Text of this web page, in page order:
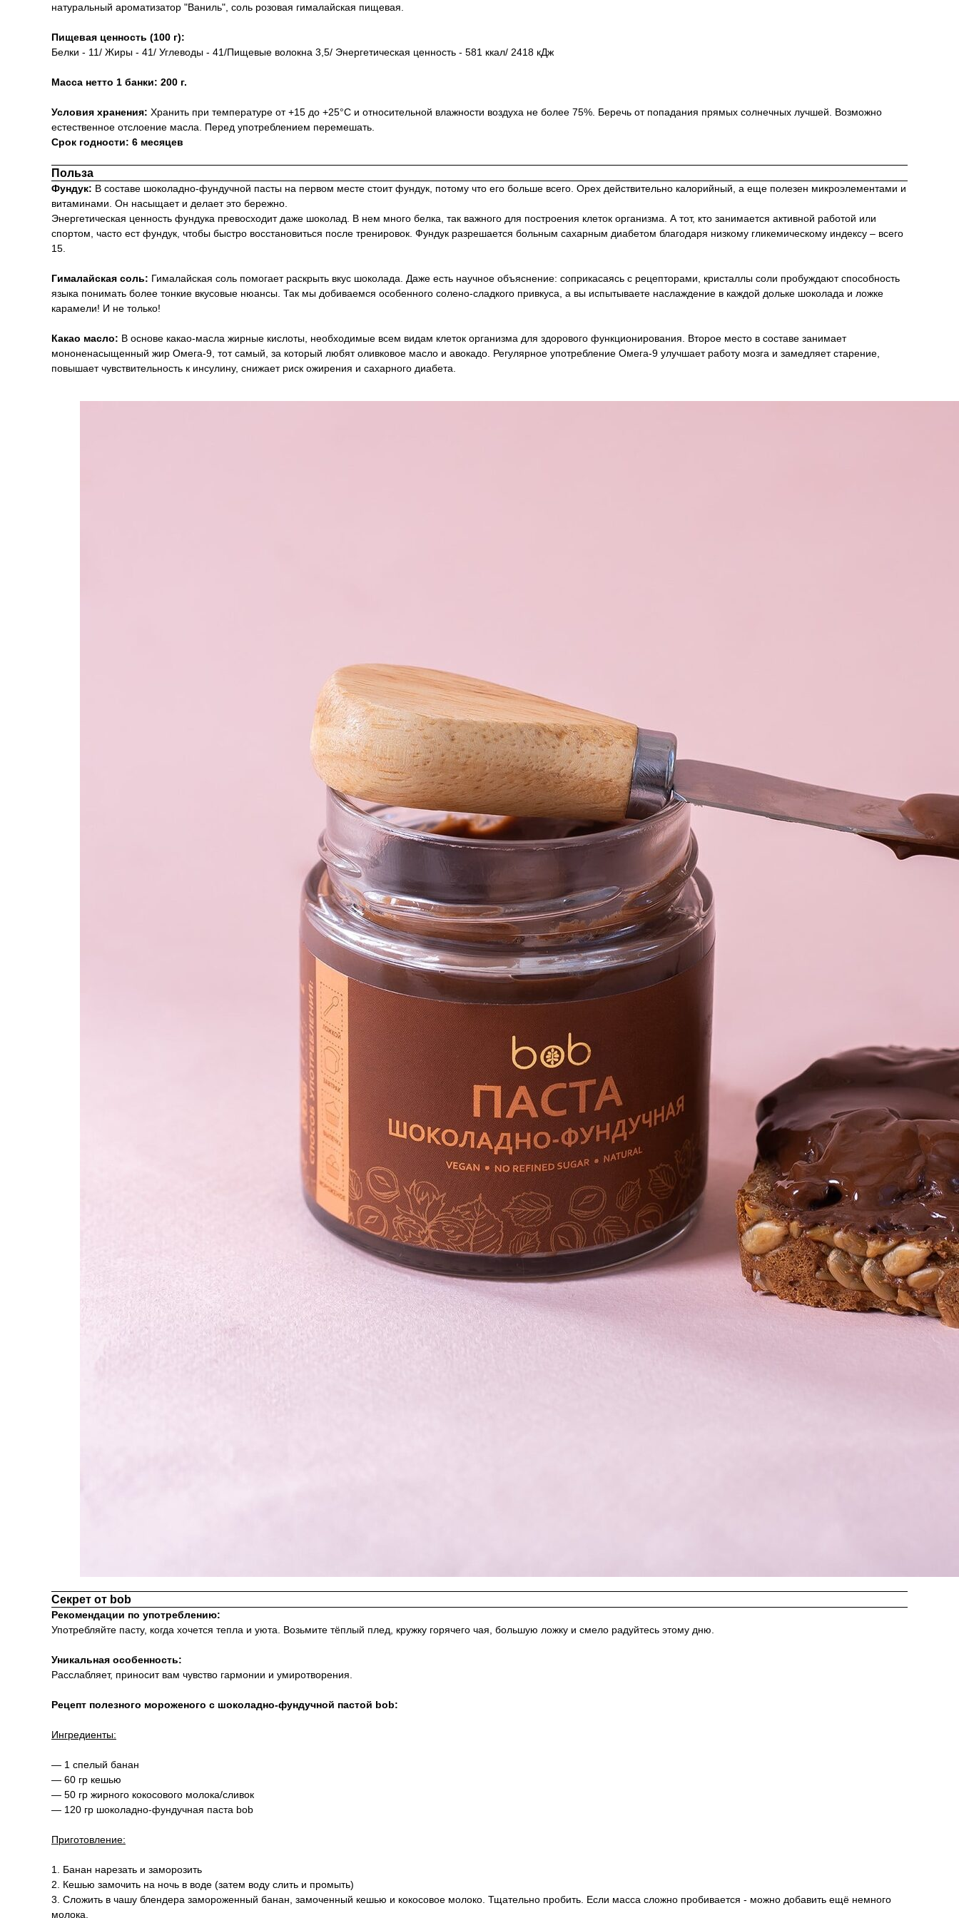
натуральный ароматизатор "Ваниль", соль розовая гималайская пищевая.
Пищевая ценность (100 г):
Белки - 11/ Жиры - 41/ Углеводы - 41/Пищевые волокна 3,5/ Энергетическая ценность - 581 ккал/ 2418 кДж
Масса нетто 1 банки: 200 г.
Условия хранения: Хранить при температуре от +15 до +25°С и относительной влажности воздуха не более 75%. Беречь от попадания прямых солнечных лучшей. Возможно
естественное отслоение масла. Перед употреблением перемешать.
Срок годности: 6 месяцев
Польза
Фундук: В составе шоколадно-фундучной пасты на первом месте стоит фундук, потому что его больше всего. Орех действительно калорийный, а еще полезен микроэлементами и
витаминами. Он насыщает и делает это бережно.
Энергетическая ценность фундука превосходит даже шоколад. В нем много белка, так важного для построения клеток организма. А тот, кто занимается активной работой или
спортом, часто ест фундук, чтобы быстро восстановиться после тренировок. Фундук разрешается больным сахарным диабетом благодаря низкому гликемическому индексу – всего
15.
Гималайская соль: Гималайская соль помогает раскрыть вкус шоколада. Даже есть научное объяснение: соприкасаясь с рецепторами, кристаллы соли пробуждают способность
языка понимать более тонкие вкусовые нюансы. Так мы добиваемся особенного солено-сладкого привкуса, а вы испытываете наслаждение в каждой дольке шоколада и ложке
карамели! И не только!
Какао масло: В основе какао-масла жирные кислоты, необходимые всем видам клеток организма для здорового функционирования. Второе место в составе занимает
мононенасыщенный жир Омега-9, тот самый, за который любят оливковое масло и авокадо. Регулярное употребление Омега-9 улучшает работу мозга и замедляет старение,
повышает чувствительность к инсулину, снижает риск ожирения и сахарного диабета.
Секрет от bob
Рекомендации по употреблению:
Употребляйте пасту, когда хочется тепла и уюта. Возьмите тёплый плед, кружку горячего чая, большую ложку и смело радуйтесь этому дню.
Уникальная особенность:
Расслабляет, приносит вам чувство гармонии и умиротворения.
Рецепт полезного мороженого с шоколадно-фундучной пастой bob:
Ингредиенты:
— 1 спелый банан
— 60 гр кешью
— 50 гр жирного кокосового молока/сливок
— 120 гр шоколадно-фундучная паста bob
Приготовление:
1. Банан нарезать и заморозить
2. Кешью замочить на ночь в воде (затем воду слить и промыть)
3. Сложить в чашу блендера замороженный банан, замоченный кешью и кокосовое молоко. Тщательно пробить. Если масса сложно пробивается - можно добавить ещё немного
молока.